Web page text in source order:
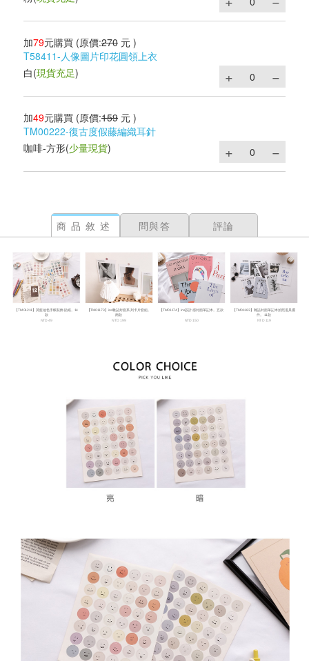
加79元購買 (原價:270 元 )
T58411-人像圖片印花圓領上衣
白(現貨充足)
加49元購買 (原價:159 元 )
TM00222-復古度假藤編織耳針
咖啡-方形(少量現貨)
商品敘述 問與答 評論